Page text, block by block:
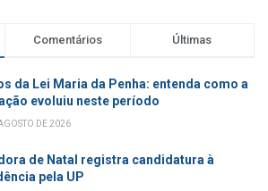
Comentários Últimas
da Lei Maria da Penha: entenda como a
evoluiu neste período
DE 2026
de Natal registra candidatura à
pela UP